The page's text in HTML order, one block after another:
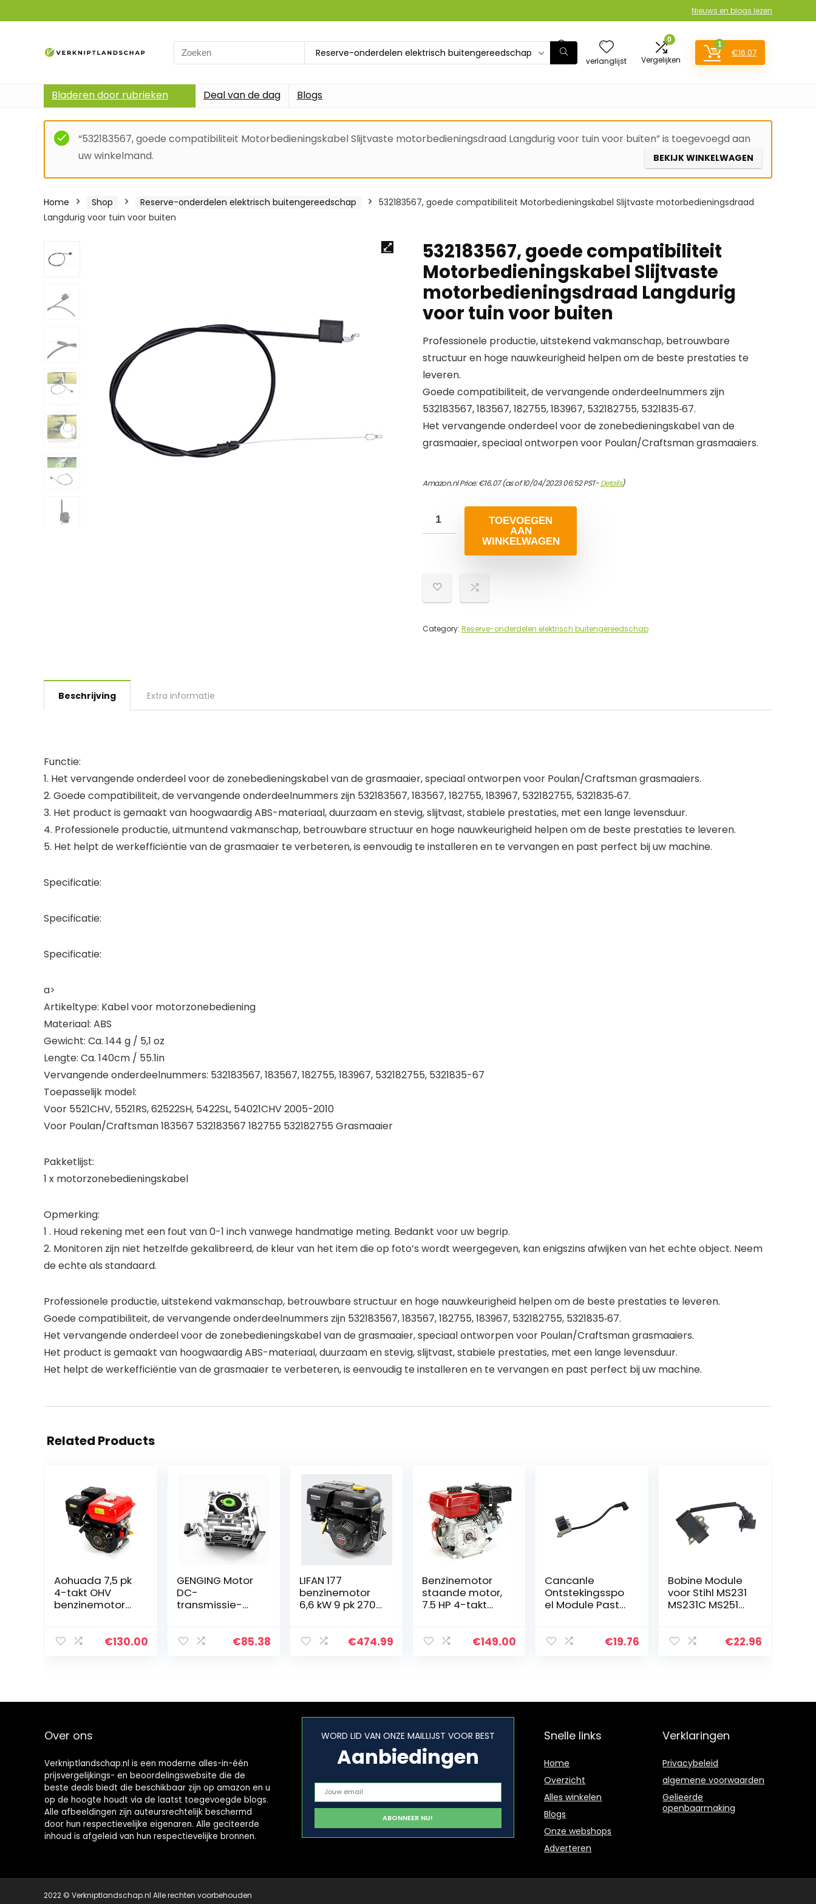
Nieuws en blogs lezen
Search
for:
Reserve-onderdelen elektrisch buitengereedschap
verlanglijst
0
Vergelijken
1
€16.07
Bladeren door rubrieken Deal van de dag Blogs
“532183567, goede compatibiliteit Motorbedieningskabel Slijtvaste motorbedieningsdraad Langdurig voor tuin voor buiten” is toegevoegd aan
uw winkelmand.
BEKIJK WINKELWAGEN
Home Shop Reserve-onderdelen elektrisch buitengereedschap
532183567, goede compatibiliteit Motorbedieningskabel Slijtvaste motorbedieningsdraad
Langdurig voor tuin voor buiten
532183567, goede compatibiliteit
Motorbedieningskabel Slijtvaste
motorbedieningsdraad Langdurig
voor tuin voor buiten
Professionele productie, uitstekend vakmanschap, betrouwbare
structuur en hoge nauwkeurigheid helpen om de beste prestaties te
leveren.
Goede compatibiliteit, de vervangende onderdeelnummers zijn
532183567, 183567, 182755, 183967, 532182755, 5321835‑67.
Het vervangende onderdeel voor de zonebedieningskabel van de
grasmaaier, speciaal ontworpen voor Poulan/Craftsman grasmaaiers.
Amazon.nl Price:€16.07(as of 10/04/2023 06:52 PST-Details)
TOEVOEGEN
AAN
WINKELWAGEN
Category: Reserve-onderdelen elektrisch buitengereedschap
Beschrijving Extra informatie
Functie:
1. Het vervangende onderdeel voor de zonebedieningskabel van de grasmaaier, speciaal ontworpen voor Poulan/Craftsman grasmaaiers.
2. Goede compatibiliteit, de vervangende onderdeelnummers zijn 532183567, 183567, 182755, 183967, 532182755, 5321835‑67.
3. Het product is gemaakt van hoogwaardig ABS-materiaal, duurzaam en stevig, slijtvast, stabiele prestaties, met een lange levensduur.
4. Professionele productie, uitmuntend vakmanschap, betrouwbare structuur en hoge nauwkeurigheid helpen om de beste prestaties te leveren.
5. Het helpt de werkefficiëntie van de grasmaaier te verbeteren, is eenvoudig te installeren en te vervangen en past perfect bij uw machine.
Specificatie:
Specificatie:
Specificatie:
a>
Artikeltype: Kabel voor motorzonebediening
Materiaal: ABS
Gewicht: Ca. 144 g / 5,1 oz
Lengte: Ca. 140cm / 55.1in
Vervangende onderdeelnummers: 532183567, 183567, 182755, 183967, 532182755, 5321835-67
Toepasselijk model:
Voor 5521CHV, 5521RS, 62522SH, 5422SL, 54021CHV 2005-2010
Voor Poulan/Craftsman 183567 532183567 182755 532182755 Grasmaaier
Pakketlijst:
1 x motorzonebedieningskabel
Opmerking:
1 . Houd rekening met een fout van 0-1 inch vanwege handmatige meting. Bedankt voor uw begrip.
2. Monitoren zijn niet hetzelfde gekalibreerd, de kleur van het item die op foto’s wordt weergegeven, kan enigszins afwijken van het echte object. Neem
de echte als standaard.
Professionele productie, uitstekend vakmanschap, betrouwbare structuur en hoge nauwkeurigheid helpen om de beste prestaties te leveren.
Goede compatibiliteit, de vervangende onderdeelnummers zijn 532183567, 183567, 182755, 183967, 532182755, 5321835‑67.
Het vervangende onderdeel voor de zonebedieningskabel van de grasmaaier, speciaal ontworpen voor Poulan/Craftsman grasmaaiers.
Het product is gemaakt van hoogwaardig ABS-materiaal, duurzaam en stevig, slijtvast, stabiele prestaties, met een lange levensduur.
Het helpt de werkefficiëntie van de grasmaaier te verbeteren, is eenvoudig te installeren en te vervangen en past perfect bij uw machine.
Related Products
Aohuada 7,5 pk
4-takt OHV
benzinemotor
luchtgekoelde
€130.00
GENGING Motor
DC-
transmissie-
elektrogolf €85.38
LIFAN 177
benzinemotor
6,6 kW 9 pk 270
reductietransmi
€474.99
Benzinemotor
staande motor,
7.5 HP 4-takt
KW 3600 rpm,
€149.00
Cancanle
Ontstekingsspo
el Module Past
BG46 BR45 SH55
€19.76
Bobine Module
voor Stihl MS231
MS231C MS251
Onderdeel nr.
€22.96
Over ons
Verkniptlandschap.nl is een moderne alles-in-één
prijsvergelijkings- en beoordelingswebsite die de
beste deals biedt die beschikbaar zijn op amazon en u
op de hoogte houdt via de laatst toegevoegde blogs.
Alle afbeeldingen zijn auteursrechtelijk beschermd
door hun respectievelijke eigenaren. Alle geciteerde
inhoud is afgeleid van hun respectievelijke bronnen.
WORD LID VAN ONZE MAILLIJST VOOR BEST
Aanbiedingen
Snelle links
Home
Overzicht
Alles winkelen
Blogs
Onze webshops
Adverteren
Verklaringen
Privacybeleid
algemene voorwaarden
Gelieerde
openbaarmaking
2022 © Verkniptlandschap.nl Alle rechten voorbehouden